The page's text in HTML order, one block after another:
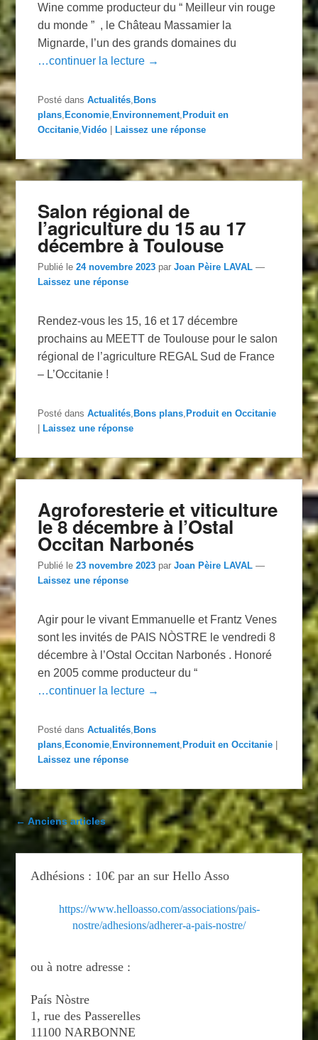
Wine comme producteur du “ Meilleur vin rouge
du monde ” , le Château Massamier la
Mignarde, l’un des grands domaines du
…continuer la lecture →
Posté dans Actualités, Bons
plans, Economie, Environnement, Produit en
Occitanie,Vidéo Laissez une réponse
Salon régional de
l’agriculture du 15 au 17
décembre à Toulouse
Publié le24 novembre 2023 parJoan Pèire LAVAL —
Laissez une réponse
Rendez-vous les 15, 16 et 17 décembre
prochains au MEETT de Toulouse pour le salon
régional de l’agriculture REGAL Sud de France
– L’Occitanie !
Posté dans Actualités Bons plans Produit en Occitanie
Laissez une réponse
Agroforesterie et viticulture
le 8 décembre à l’Ostal
Occitan Narbonés
Publié le23 novembre 2023 parJoan Pèire LAVAL —
Laissez une réponse
Agir pour le vivant Emmanuelle et Frantz Venes
sont les invités de PAIS NÒSTRE le vendredi 8
décembre à l’Ostal Occitan Narbonés . Honoré
en 2005 comme producteur du “
…continuer la lecture →
Posté dans Actualités ,Bons
plans ,Economie ,Environnement ,Produit en Occitanie |
Laissez une réponse
Navigation dans les articles
← Anciens articles
Adhésions : 10€ par an sur Hello Asso
https://www.helloasso.com/associations/pais-
nostre/adhesions/adherer-a-pais-nostre/
ou à notre adresse :
País Nòstre
1, rue des Passerelles
11100 NARBONNE